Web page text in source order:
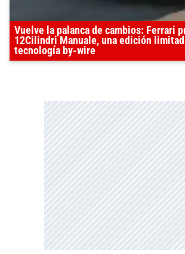
Vuelve la palanca de cambios: Ferrari
12Cilindri Manuale, una edición
tecnología by-wire